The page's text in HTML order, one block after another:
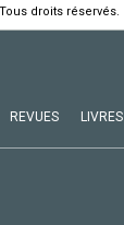
droits réservés.
REVUES LIVRES